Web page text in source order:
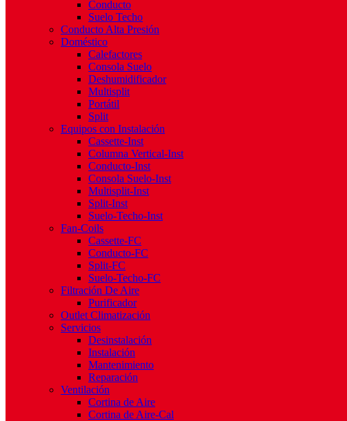
Conducto
Suelo Techo
Conducto Alta Presión
Doméstico
Calefactores
Consola Suelo
Deshumidificador
Multisplit
Portátil
Split
Equipos con Instalación
Cassette-Inst
Columna Vertical-Inst
Conducto-Inst
Consola Suelo-Inst
Multisplit-Inst
Split-Inst
Suelo-Techo-Inst
Fan-Coils
Cassette-FC
Conducto-FC
Split-FC
Suelo-Techo-FC
Filtración De Aire
Purificador
Outlet Climatización
Servicios
Desinstalación
Instalación
Mantenimiento
Reparación
Ventilación
Cortina de Aire
Cortina de Aire-Cal